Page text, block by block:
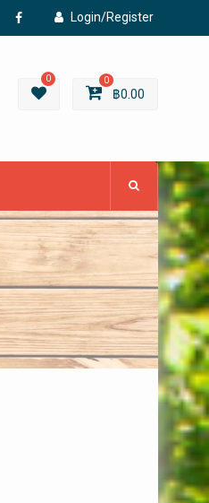
Login/Register
Facebook
0 0
฿0.00